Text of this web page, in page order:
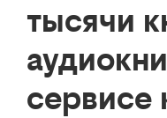
тысячи
сервисе